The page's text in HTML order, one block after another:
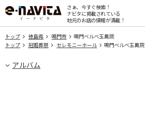
さぁ、今すぐ検索！
ナビタに掲載されている
地元のお店の情報が満載！
トップ 徳島県 鳴門市
鳴門ベルベ玉鳳院
トップ
冠婚葬祭 セレモニーホール 鳴門ベルベ玉鳳院
アルバム